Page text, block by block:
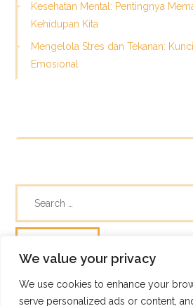
We value your privacy
We use cookies to enhance your
serve personalized ads or content,
Kesehatan Mental: Pentingnya
Kehidupan Kita
Mengelola Stres dan Tekanan:
Emosional